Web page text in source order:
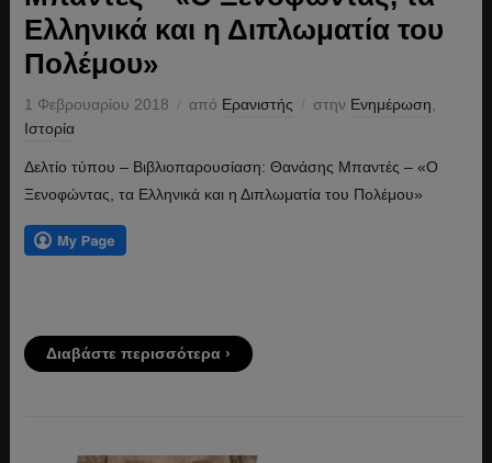
Ελληνικά και η Διπλωματία του
Πολέμου»
1 Φεβρουαρίου 2018 από Ερανιστής στην Ενημέρωση
Ιστορία
Δελτίο τύπου – Βιβλιοπαρουσίαση: Θανάσης Μπαντές – «Ο
Ξενοφώντας, τα Ελληνικά και η Διπλωματία του Πολέμου»
Διαβάστε περισσότερα ›